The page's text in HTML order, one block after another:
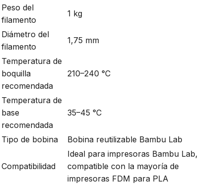
Peso del
filamento
1 kg
Diámetro del
filamento
1,75 mm
Temperatura de
boquilla
recomendada
210–240 °C
Temperatura de
base
recomendada
35–45 °C
Tipo de bobina Bobina reutilizable Bambu Lab
Compatibilidad
Ideal para impresoras Bambu Lab,
compatible con la mayoría de
impresoras FDM para PLA